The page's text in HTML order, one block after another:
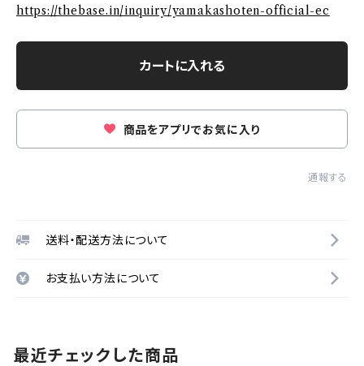
https://thebase.in/inquiry/yamakashoten-official-ec
カートに入れる
商品をアプリでお気に入り
通報する
送料・配送方法について
お支払い方法について
最近チェックした商品